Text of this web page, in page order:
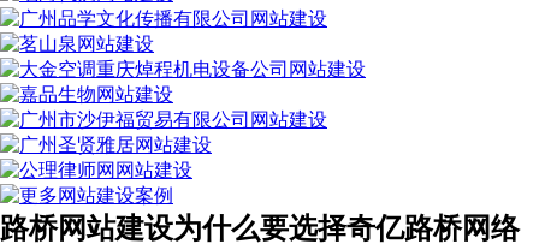
路桥网站建设为什么要选择奇亿路桥网络